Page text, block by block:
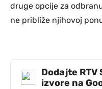
druge opcije za
ne približe njihovoj
Dodajte RTV
izvore na